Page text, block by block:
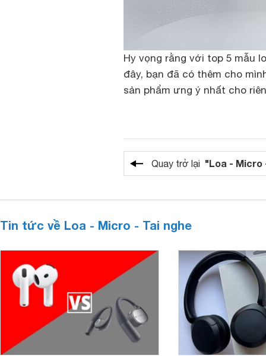
Hy vọng rằng với top 5 mẫu
đây, bạn đã có thêm cho
sản phẩm ưng ý nhất cho
Quay trở lại "Loa - Micro
Tin tức về Loa - Micro - Tai nghe